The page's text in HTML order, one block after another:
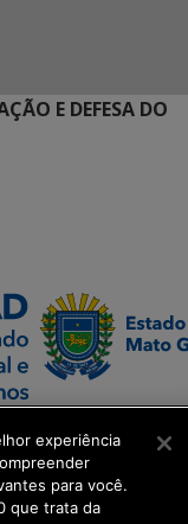
E DEFESA DO
experiência
para você.
que trata da